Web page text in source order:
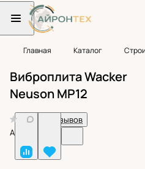
Главная Каталог
Виброплита Wacker
Neuson MP12
Нет отзывов
Арт.